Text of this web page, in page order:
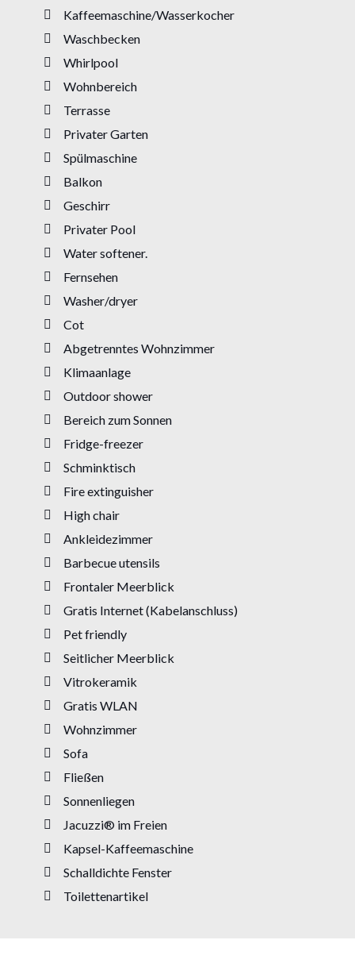
Kaffeemaschine/Wasserkocher
Waschbecken
Whirlpool
Wohnbereich
Terrasse
Privater Garten
Spülmaschine
Balkon
Geschirr
Privater Pool
Water softener.
Fernsehen
Washer/dryer
Cot
Abgetrenntes Wohnzimmer
Klimaanlage
Outdoor shower
Bereich zum Sonnen
Fridge-freezer
Schminktisch
Fire extinguisher
High chair
Ankleidezimmer
Barbecue utensils
Frontaler Meerblick
Gratis Internet (Kabelanschluss)
Pet friendly
Seitlicher Meerblick
Vitrokeramik
Gratis WLAN
Wohnzimmer
Sofa
Fließen
Sonnenliegen
Jacuzzi® im Freien
Kapsel-Kaffeemaschine
Schalldichte Fenster
Toilettenartikel